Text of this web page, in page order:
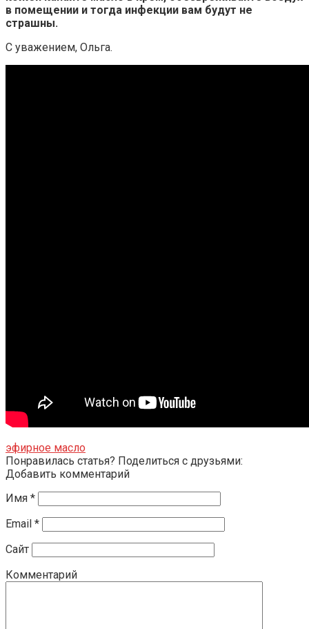
в помещении и тогда инфекции вам будут не
страшны.
С уважением, Ольга.
эфирное масло
Понравилась статья? Поделиться с друзьями:
Добавить комментарий
Имя *
Email *
Сайт
Комментарий